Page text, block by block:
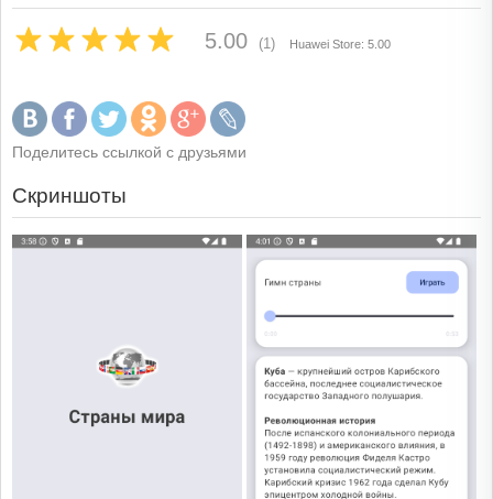
5.00 (1) Huawei Store: 5.00
Поделитесь ссылкой с друзьями
Скриншоты